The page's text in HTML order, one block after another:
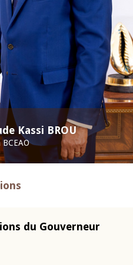
Kassi BROU
du Gouverneur